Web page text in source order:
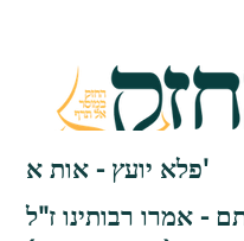
פלא יועץ - אות א'
- אמרו רבותינו ז"ל